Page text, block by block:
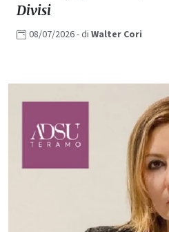
Divisi
08/07/2026- di Walter Cori